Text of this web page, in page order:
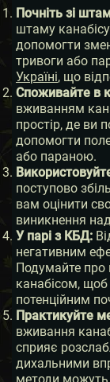
Почніть зі
штаму
допомогти
тривоги або
Україні, що
Споживайте в
вживанням
простір, де ви
допомогти
або параною.
поступово
вам оцінити
виникнення
У парі з КБД:
негативним
Подумайте про
канабісом,
потенційним
Практикуйте
вживання
сприяє
дихальними